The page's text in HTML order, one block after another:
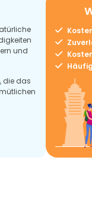
und
die das